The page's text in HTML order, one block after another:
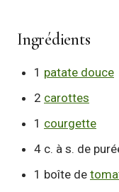
Ingrédients
1 patate douce
2 carottes
1 courgette
4 c. à s. de
1 boîte de